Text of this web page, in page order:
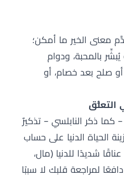
معنى الخير ما أمكن؛
بالمحبة، ودوام
صلح بعد خصام، أو
التعلُّق
– كما ذكر النابلسي – تذكيرٌ
الحياة الدنيا على حساب
شديدًا للدنيا (مال،
لمراجعة قلبك لا سببًا